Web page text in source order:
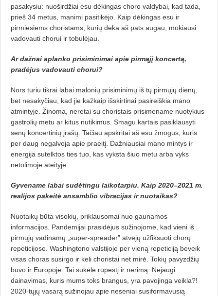
pasakysiu: nuošir­džiai esu dėkingas choro valdybai, kad tada,
prieš 34 metus, manimi pasitikėjo. Kaip dėkingas esu ir
pirmiesiems choristams, kurių dėka aš pats augau, mokiausi
vadovauti chorui ir tobulėjau.
Ar dažnai aplanko prisiminimai apie pirmąjį koncertą,
pradė­jus vadovauti chorui?
Nors turiu tikrai labai malonių prisiminimų iš tų pirmųjų dienų,
bet nesakyčiau, kad jie kažkaip išskirtinai pasireiškia mano
atmintyje. Ži­noma, neretai su choristais prisimename nuotykius
gastrolių metu ar ki­tus nutikimus. Smagu kartais pa­siklausyti
senų koncertinių įrašų. Ta­čiau apskritai aš esu žmogus, kuris
per daug negalvoja apie praeitį. Daž­niausiai mano mintys ir
energija su­telktos ties tuo, kas vyksta šiuo metu arba vyks
netolimoje ateityje.
Gyvename labai sudėtingu lai­kotarpiu. Kaip 2020–2021 m.
realijos pakeitė ansamblio vibracijas ir nuotaikas?
Nuotaikų būta visokių, priklausomai nuo gaunamos
informacijos. Pandemijai prasidėjus sužinojome, kad vieni iš
pirmųjų vadinamų „su­per-spreader” atvejų užfiksuoti chorų
repeticijose. Washingtono valstijoje per vieną repeticiją beveik
visas cho­ras susirgo ir keli choristai net mirė. Tokių pavyzdžių
buvo ir Europoje. Tai sukėlė rūpestį ir nerimą. Nejaugi
dainavimas, kuris mums toks brangus, yra pavojinga veikla?!
2020-tųjų vasarą sužinojau apie neseniai susiformavusią